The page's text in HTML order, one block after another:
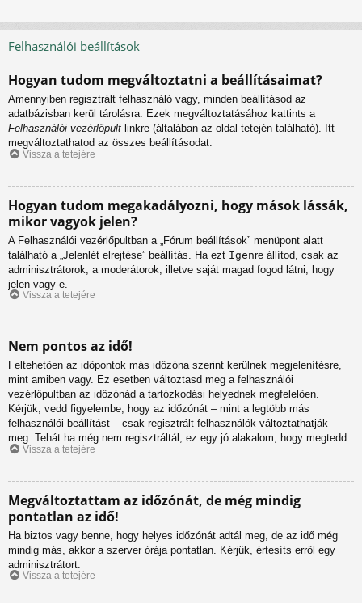
Felhasználói beállítások
Hogyan tudom megváltoztatni a beállításaimat?
Amennyiben regisztrált felhasználó vagy, minden beállításod az
adatbázisban kerül tárolásra. Ezek megváltoztatásához kattints a
Felhasználói vezérlőpult linkre (általában az oldal tetején található). Itt
megváltoztathatod az összes beállításodat.
Vissza a tetejére
Hogyan tudom megakadályozni, hogy mások lássák,
mikor vagyok jelen?
A Felhasználói vezérlőpultban a „Fórum beállítások” menüpont alatt
található a „Jelenlét elrejtése” beállítás. Ha ezt Igenre állítod, csak az
adminisztrátorok, a moderátorok, illetve saját magad fogod látni, hogy
jelen vagy-e.
Vissza a tetejére
Nem pontos az idő!
Feltehetően az időpontok más időzóna szerint kerülnek megjelenítésre,
mint amiben vagy. Ez esetben változtasd meg a felhasználói
vezérlőpultban az időzónád a tartózkodási helyednek megfelelően.
Kérjük, vedd figyelembe, hogy az időzónát – mint a legtöbb más
felhasználói beállítást – csak regisztrált felhasználók változtathatják
meg. Tehát ha még nem regisztráltál, ez egy jó alakalom, hogy megtedd.
Vissza a tetejére
Megváltoztattam az időzónát, de még mindig
pontatlan az idő!
Ha biztos vagy benne, hogy helyes időzónát adtál meg, de az idő még
mindig más, akkor a szerver órája pontatlan. Kérjük, értesíts erről egy
adminisztrátort.
Vissza a tetejére